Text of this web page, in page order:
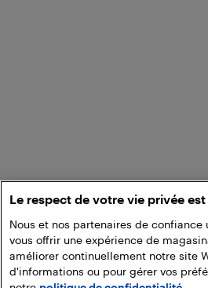
Le respect de votre vie privée
Nous et nos partenaires de
vous offrir une expérience de
améliorer continuellement notre site
d'informations ou pour gérer vos